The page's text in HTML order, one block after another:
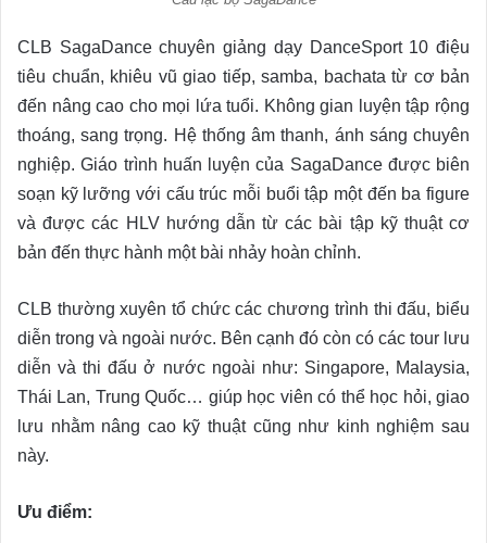
CLB SagaDance chuyên giảng dạy DanceSport 10 điệu
tiêu chuẩn, khiêu vũ giao tiếp, samba, bachata từ cơ bản
đến nâng cao cho mọi lứa tuổi. Không gian luyện tập rộng
thoáng, sang trọng. Hệ thống âm thanh, ánh sáng chuyên
nghiệp. Giáo trình huấn luyện của SagaDance được biên
soạn kỹ lưỡng với cấu trúc mỗi buổi tập một đến ba figure
và được các HLV hướng dẫn từ các bài tập kỹ thuật cơ
bản đến thực hành một bài nhảy hoàn chỉnh.
CLB thường xuyên tổ chức các chương trình thi đấu, biểu
diễn trong và ngoài nước. Bên cạnh đó còn có các tour lưu
diễn và thi đấu ở nước ngoài như: Singapore, Malaysia,
Thái Lan, Trung Quốc… giúp học viên có thể học hỏi, giao
lưu nhằm nâng cao kỹ thuật cũng như kinh nghiệm sau
này.
Ưu điểm: